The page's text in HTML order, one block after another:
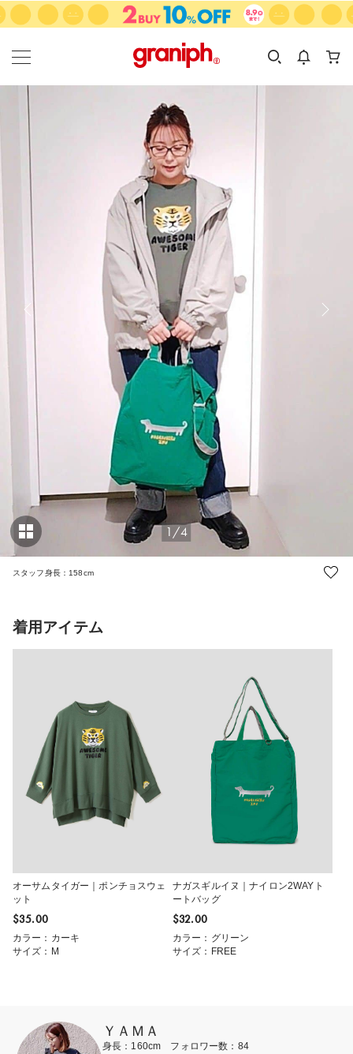
カテゴリーから探す
KIDS
カテゴリ
サイズ
1/4
スタッフ身長：158cm
着用アイテム
オーサムタイガー｜ポンチョスウェ
ット
$‌35.00
カラー：カーキ
サイズ：M
ナガスギルイヌ｜ナイロン2WAYト
ートバッグ
$‌32.00
カラー：グリーン
サイズ：FREE
ＹＡＭＡ
身長：160cm フォロワー数：84